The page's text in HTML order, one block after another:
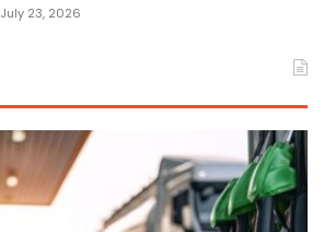
July 23, 2026